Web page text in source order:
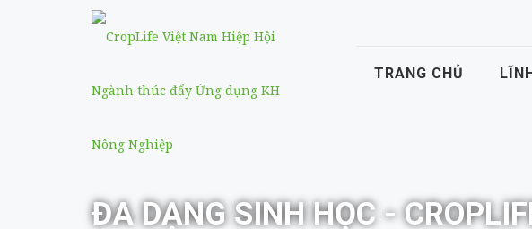
TRANG CHỦ
ĐA DẠNG SINH HỌC -